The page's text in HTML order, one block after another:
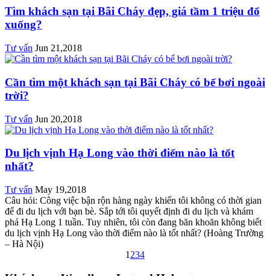
Tìm khách sạn tại Bãi Cháy đẹp, giá tầm 1 triệu đổ
xuống?
Tư vấn Jun 21,2018
Cần tìm một khách sạn tại Bãi Cháy có bể bơi ngoài
trời?
Tư vấn Jun 20,2018
Du lịch vịnh Hạ Long vào thời điểm nào là tốt
nhất?
Tư vấn May 19,2018
Câu hỏi: Công việc bận rộn hàng ngày khiến tôi không có thời gian
để đi du lịch với bạn bè. Sắp tới tôi quyết định đi du lịch và khám
phá Hạ Long 1 tuần. Tuy nhiên, tôi còn đang băn khoăn không biết
du lịch vịnh Hạ Long vào thời điểm nào là tốt nhất? (Hoàng Trường
– Hà Nội)
1 234